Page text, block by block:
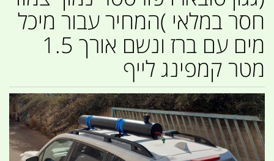
חסר במלאי )המחיר עבור מיכל
מים עם ברז ונשם אורך 1.5
מטר קמפינג לייף